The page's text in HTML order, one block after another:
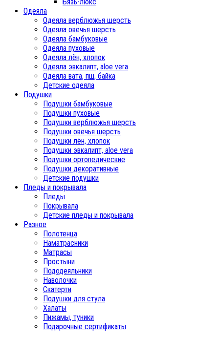
Одеяла
Одеяла верблюжья шерсть
Одеяла овечья шерсть
Одеяла бамбуковые
Одеяла пуховые
Одеяла лён, хлопок
Одеяла эвкалипт, aloe vera
Одеяла вата, пш, байка
Детские одеяла
Подушки
Подушки бамбуковые
Подушки пуховые
Подушки верблюжья шерсть
Подушки овечья шерсть
Подушки лён, хлопок
Подушки эвкалипт, aloe vera
Подушки ортопедические
Подушки декоративные
Детские подушки
Пледы и покрывала
Пледы
Покрывала
Детские пледы и покрывала
Разное
Полотенца
Наматрасники
Матрасы
Простыни
Пододеяльники
Наволочки
Скатерти
Подушки для стула
Халаты
Пижамы, туники
Подарочные сертификаты